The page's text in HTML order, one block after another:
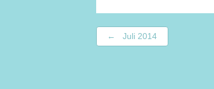
Beitragsnavigation
← Juli 2014